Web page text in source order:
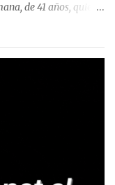
de 41 años, quien
11:30 horas en el
en medio de la